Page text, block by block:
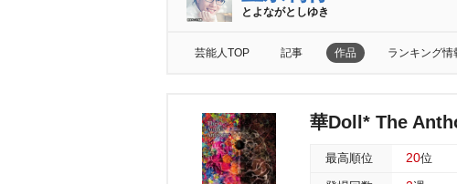
とよながとしゆき
芸能人TOP 記事 作品 ランキング情
華Doll* The
最高順位 20位